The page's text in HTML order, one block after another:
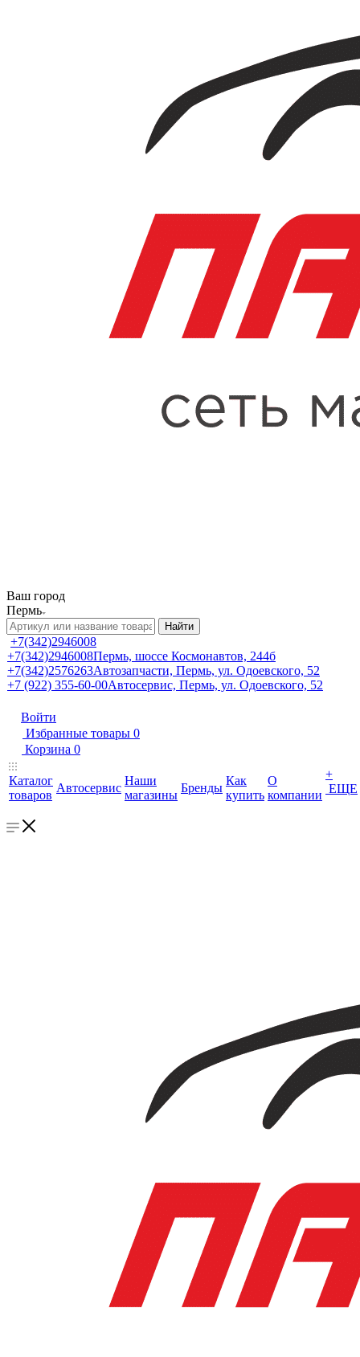
Ваш город
Пермь
Найти
+7(342)2946008
+7(342)2946008Пермь, шоссе Космонавтов, 244б
+7(342)2576263Автозапчасти, Пермь, ул. Одоевского, 52
+7 (922) 355-60-00Автосервис, Пермь, ул. Одоевского, 52
Войти
Избранные товары 0
Корзина 0
Каталог
товаров
Автосервис
Наши
магазины
Бренды
Как
купить
О
компании
+
ЕЩЕ